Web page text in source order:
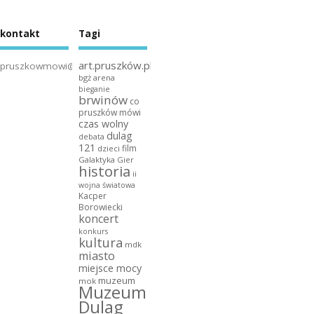
kontakt
pruszkowmowi@gmail.com
Tagi
art.pruszków.pl
bgż arena
bieganie
brwinów co
pruszków mówi
czas wolny
debata dulag
121 dzieci film
Galaktyka Gier
historia ii
wojna światowa
Kacper
Borowiecki
koncert
konkurs
kultura mdk
miasto
miejsce mocy
mok muzeum
Muzeum
Dulag